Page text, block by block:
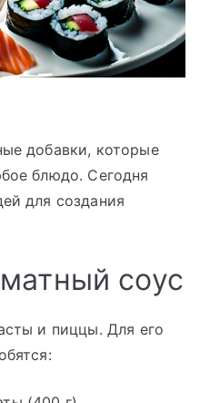
добавки, которые
блюдо. Сегодня
для создания
соус
и пиццы. Для его